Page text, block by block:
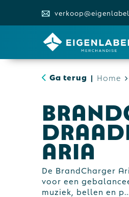
Ga terug | Home
Aria
De BrandCharger
voor een
muziek, bellen en p